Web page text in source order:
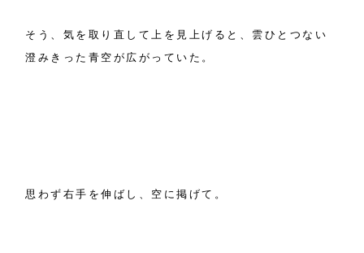
そう、気を取り直して上を見上げると、雲ひとつない
澄みきった青空が広がっていた。
思わず右手を伸ばし、空に掲げて。